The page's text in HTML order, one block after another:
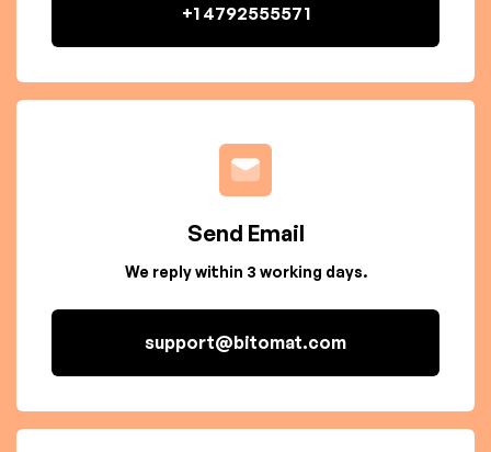
+1 4792555571
Send Email
We reply within 3 working days.
support@bitomat.com